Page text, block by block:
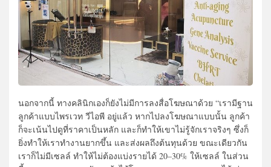
นอกจากนี้ ทางคลินิกเองก็ยังไม่มีการลงสื่อโฆษณาด้วย “เรามีฐาน
ลูกค้าแบบไพรเวท วีไอพี อยู่แล้ว หากไปลงโฆษณาแบบนั้น ลูกค้า
ก็จะเน้นไปดูที่ราคาเป็นหลัก และก็ทำให้เขาไม่รู้จักเราจริงๆ ซึ่งก็
ยิ่งทำให้เราทำงานยากขึ้น และส่งผลถึงต้นทุนด้วย ขณะเดียวกัน
เราก็ไม่มีเซลล์ ทำให้ไม่ต้องแบ่งรายได้ 20–30% ให้เซลล์ ในส่วน